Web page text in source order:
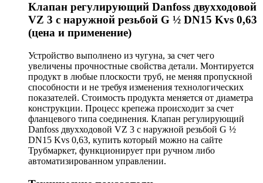
Клапан регулирующий Danfoss двухходовой
VZ 3 c наружной резьбой G ½ DN15 Kvs 0,63
(цена и применение)
Устройство выполнено из чугуна, за счет чего
увеличены прочностные свойства детали. Монтируется
продукт в любые плоскости труб, не меняя пропускной
способности и не требуя изменения технологических
показателей. Стоимость продукта меняется от диаметра
конструкции. Процесс крепежа происходит за счет
фланцевого типа соединения. Клапан регулирующий
Danfoss двухходовой VZ 3 c наружной резьбой G ½
DN15 Kvs 0,63, купить который можно на сайте
Трубмаркет, функционирует при ручном либо
автоматизированном управлении.